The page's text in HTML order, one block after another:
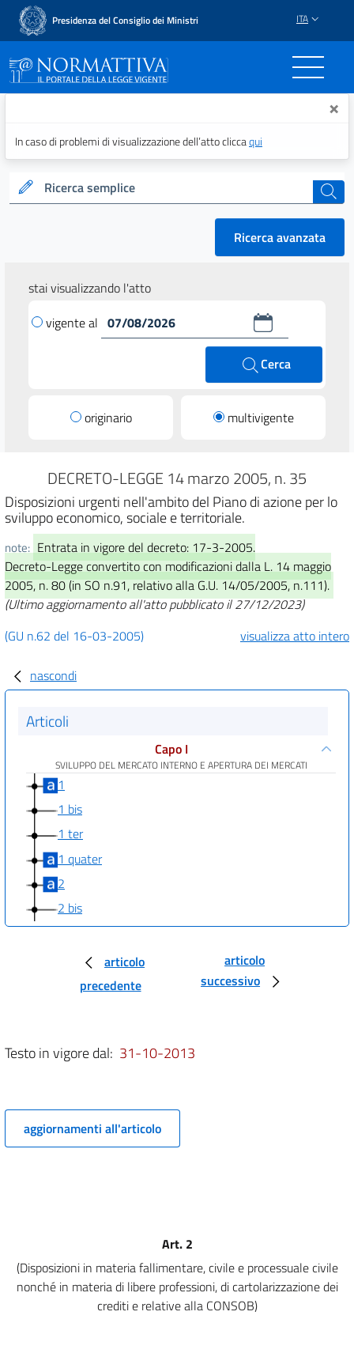
Presidenza del Consiglio dei Ministri ITA
Normattiva - Il portale ×
In caso di problemi di visualizzazione dell’atto cliccaqui
Ricerca semplice cerca
Ricerca avanzata
stai visualizzando l'atto
vigente al
Cerca
originario multivigente
DECRETO-LEGGE 14 marzo 2005, n. 35
Disposizioni urgenti nell'ambito del Piano di azione per lo
sviluppo economico, sociale e territoriale.
note: Entrata in vigore del decreto: 17-3-2005.
Decreto-Legge convertito con modificazioni dalla L. 14 maggio
2005, n. 80 (in SO n.91, relativo alla G.U. 14/05/2005, n.111).
(Ultimo aggiornamento all'atto pubblicato il 27/12/2023)
(GU n.62 del 16-03-2005)
visualizza atto intero
nascondi
Articoli
Capo I
SVILUPPO DEL MERCATO INTERNO E APERTURA DEI MERCATI
1
1 bis
1 ter
1 quater
2
2 bis
Capo II
Capo III
5 bis
Capo IV
Capo V
SVILUPPO DELL'INNOVAZIONE((E)) DELLA DIFFUSIONE DELLE TECNOLOGIE
7
Capo VI
articolo
precedente
articolo
successivo
Testo in vigore dal: 31-10-2013
aggiornamenti all'articolo
Art. 2
(Disposizioni in materia fallimentare, civile e processuale civile
nonché in materia di libere professioni, di cartolarizzazione dei
crediti e relative alla CONSOB)